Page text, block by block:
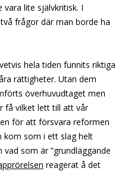
vara lite självkritisk. I
frågor där man borde ha
hela tiden funnits riktiga
rättigheter. Utan dem
överhuvudtaget men
få vilket lett till att vår
för att försvara reformen
kom som i ett slag helt
som är ”grundläggande
reagerat å det